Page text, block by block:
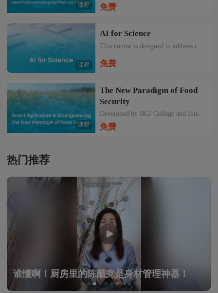
课程 免费
课程
AI for Science
免费
课程
The New Paradigm of Food
Security
Developed by BGI College and International Institute of Online Education (IIOE), this series of courses cover the pressing challenges in global agriculture and the revolutionary solutions driven by genomics, gene editing, and intelligent breeding.
免费
热门推荐
神器！
2026-03-21百岁老人的长寿密码： Ta
了这几件事!